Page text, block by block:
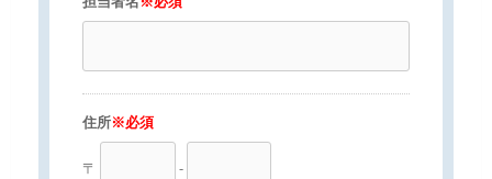
住所※必須
〒 -